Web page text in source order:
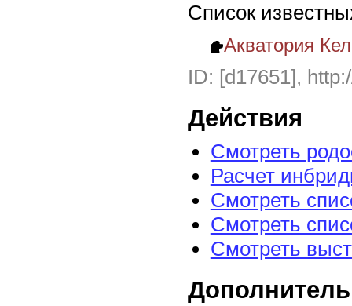
Список
Акватория
ID: [d17651],
Действия
Смотреть
Расчет
Смотреть
Смотреть
Смотреть